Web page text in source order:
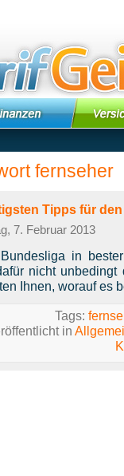
fernseher
Tipps für
7. Februar 2013
in
nicht
Ihnen, worauf es
Tags:
in